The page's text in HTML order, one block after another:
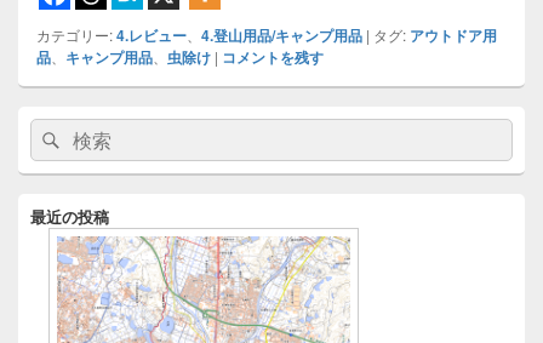
カテゴリー:4.レビュー 4.登山用品/キャンプ用品 | タグ: アウトドア用
品
キャンプ用品 虫除け | コメントを残す
メ
ン
サ
ド
検
索:
検
索
最近の投稿